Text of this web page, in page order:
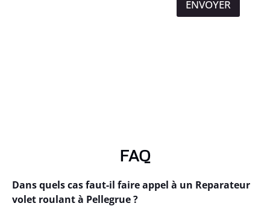
ENVOYER
FAQ
Dans quels cas faut-il faire appel à un Reparateur
volet roulant à Pellegrue ?